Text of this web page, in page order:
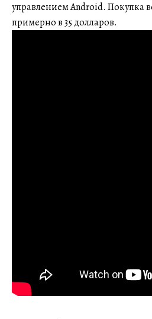
управлением Android. Покупка
примерно в 35 долларов.